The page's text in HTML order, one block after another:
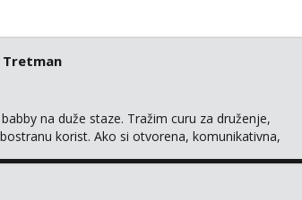
Tretman
na duže staze. Tražim curu za druženje,
korist. Ako si otvorena, komunikativna,